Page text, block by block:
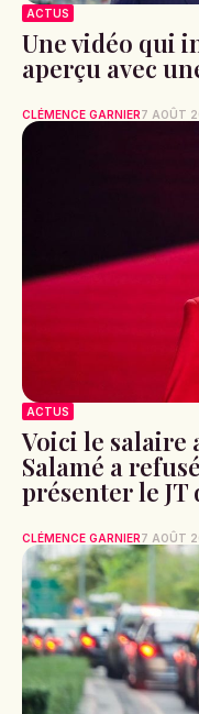
ACTUS
Une vidéo qui
aperçu avec
CLÉMENCE GARNIER7 AOÛT
ACTUS
Voici le salaire
Salamé a
présenter le JT
CLÉMENCE GARNIER7 AOÛT